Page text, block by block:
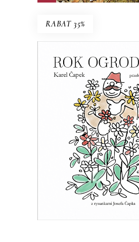
RABAT 35%
ROK
Esej o ogrodnictwie – z
przymrużeniem
61.00zł
KSIĄŻKA DO